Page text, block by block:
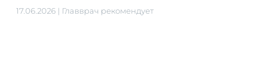
17.06.2026| Главврач рекомендует